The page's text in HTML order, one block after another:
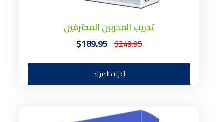
تدريب المدربين المحترفين
$249.95
$189.95
اعرف المزيد